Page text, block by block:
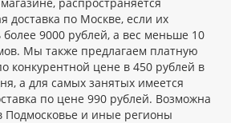
доставка по Москве, если их
более 9000 рублей, а вес меньше 10
Мы также предлагаем платную
конкурентной цене в 450 рублей в
а для самых занятых имеется
по цене 990 рублей. Возможна
Подмосковье и иные регионы